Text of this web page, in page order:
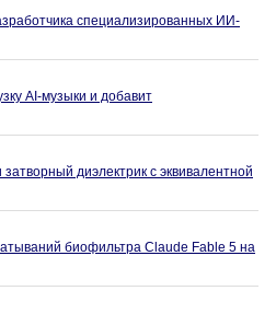
специализированных ИИ-
AI-музыки и добавит
диэлектрик с эквивалентной
биофильтра Claude Fable 5 на